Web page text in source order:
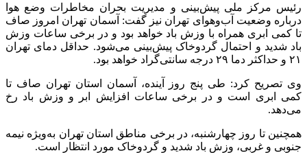
رئیس مرکز ملی پیش‌بینی و مدیریت بحران مخاطرات وضع هوا
درباره وضعیت آب‌وهوای تهران نیز گفت: آسمان تهران امروز صاف
تا کمی ابری همراه با وزش باد خواهد بود و در برخی ساعات وزش
باد شدید و احتمال گردوخاک پیش‌بینی می‌شود. حداقل دمای تهران
۲۱ و حداکثر دما ۲۹ درجه سانتی‌گراد خواهد بود.
وی تصریح کرد: طی پنج روز آینده، آسمان استان تهران صاف تا
کمی ابری است و در برخی ساعات افزایش ابر و وزش باد رخ
می‌دهد.
همچنین تا روز چهارشنبه، در برخی مناطق استان تهران به‌ویژه نیمه
جنوبی و غربی، وزش باد شدید و گردوخاک مورد انتظار است.